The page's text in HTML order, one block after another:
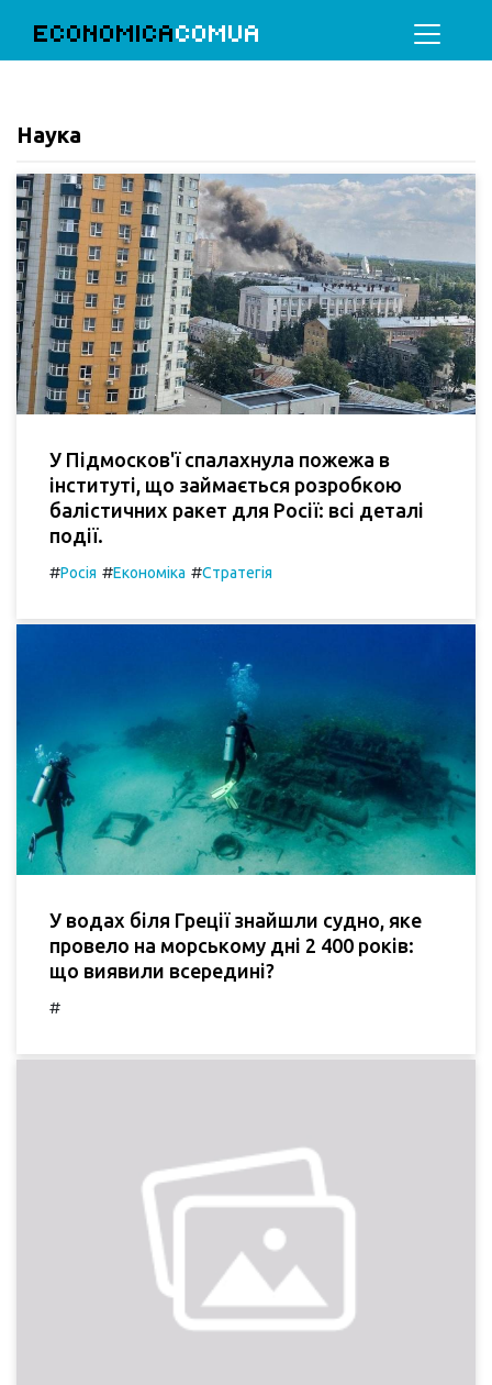
ECONOMICACOMUA
Наука
У Підмосков'ї спалахнула пожежа в
інституті, що займається розробкою
балістичних ракет для Росії: всі деталі
події.
#Росія #Економіка #Стратегія
У водах біля Греції знайшли судно, яке
провело на морському дні 2 400 років:
що виявили всередині?
#